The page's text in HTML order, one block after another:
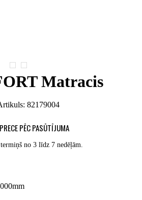
Matracis
82179004
PRECE PĒC PASŪTĪJUMA
no 3 līdz 7 nedēļām.
mm